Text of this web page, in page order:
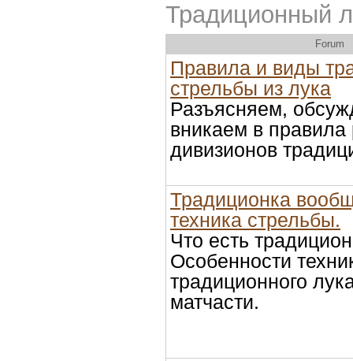
Традиционный
Forum
Правила и виды
стрельбы из лука
Разъясняем,
вникаем в правила
дивизионов
Традиционка
техника стрельбы.
Что есть
Особенности
традиционного
матчасти.